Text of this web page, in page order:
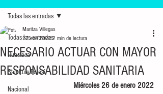
Todas las entradas
Huasteca
San Luis Potosí
Nacional
Todas las entradas
NECESARIO ACTUAR CON MAYOR
RESPONSABILIDAD SANITARIA
Maritza Villegas
27 ene 20222 min de lectura
Miércoles 26 de enero 2022